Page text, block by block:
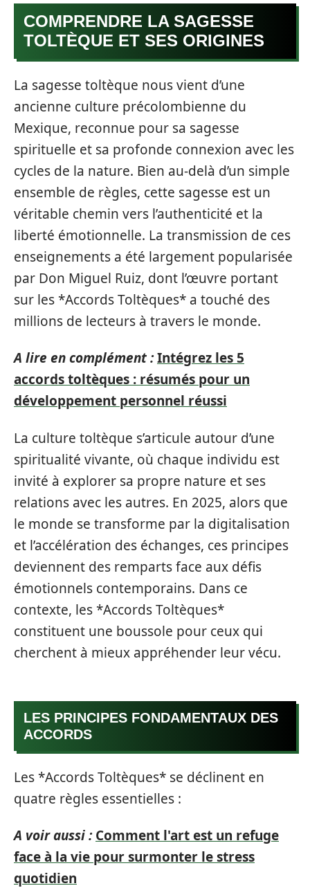
COMPRENDRE LA SAGESSE
TOLTÈQUE ET SES ORIGINES
La sagesse toltèque nous vient d’une
ancienne culture précolombienne du
Mexique, reconnue pour sa sagesse
spirituelle et sa profonde connexion avec les
cycles de la nature. Bien au-delà d’un simple
ensemble de règles, cette sagesse est un
véritable chemin vers l’authenticité et la
liberté émotionnelle. La transmission de ces
enseignements a été largement popularisée
par Don Miguel Ruiz, dont l’œuvre portant
sur les *Accords Toltèques* a touché des
millions de lecteurs à travers le monde.
A lire en complément :Intégrez les 5
accords toltèques : résumés pour un
développement personnel réussi
La culture toltèque s’articule autour d’une
spiritualité vivante, où chaque individu est
invité à explorer sa propre nature et ses
relations avec les autres. En 2025, alors que
le monde se transforme par la digitalisation
et l’accélération des échanges, ces principes
deviennent des remparts face aux défis
émotionnels contemporains. Dans ce
contexte, les *Accords Toltèques*
constituent une boussole pour ceux qui
cherchent à mieux appréhender leur vécu.
LES PRINCIPES FONDAMENTAUX DES
ACCORDS
Les *Accords Toltèques* se déclinent en
quatre règles essentielles :
A voir aussi : Comment l'art est un refuge
face à la vie pour surmonter le stress
quotidien